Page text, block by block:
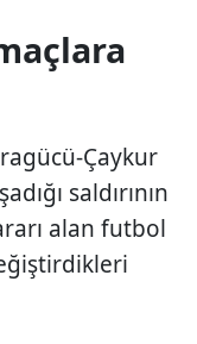
Çaykur
saldırının
alan futbol